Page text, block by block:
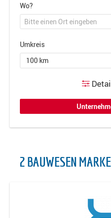
Wo?
Umkreis
2 BAUWESEN